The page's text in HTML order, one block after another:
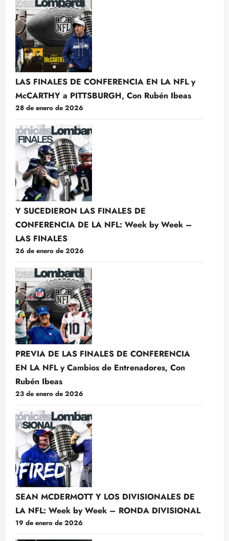
LAS FINALES DE CONFERENCIA EN LA NFL y
McCARTHY a PITTSBURGH, Con Rubén Ibeas
28 de enero de 2026
Y SUCEDIERON LAS FINALES DE
CONFERENCIA DE LA NFL: Week by Week –
LAS FINALES
26 de enero de 2026
PREVIA DE LAS FINALES DE CONFERENCIA
EN LA NFL y Cambios de Entrenadores, Con
Rubén Ibeas
23 de enero de 2026
SEAN MCDERMOTT Y LOS DIVISIONALES DE
LA NFL: Week by Week – RONDA DIVISIONAL
19 de enero de 2026